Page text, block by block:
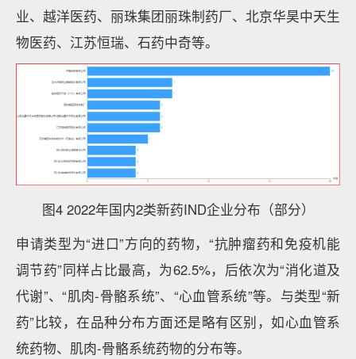
业、越洋医药、丽珠集团丽珠制药厂、北京华昊中天生
物医药、江苏恒瑞、石药中奇等。
图4 2022年国内2类新药IND企业分布（部分）
申请类型为“进口”方向的药物，“抗肿瘤药和免疫机能
调节药”同样占比最高，为62.5%，后依次为“消化道及
代谢”、“肌肉-骨骼系统”、“心血管系统”等。与类型“新
药”比较，在品种分布方面还是略有区别，如心血管系
统药物、肌肉-骨骼系统药物的分布等。